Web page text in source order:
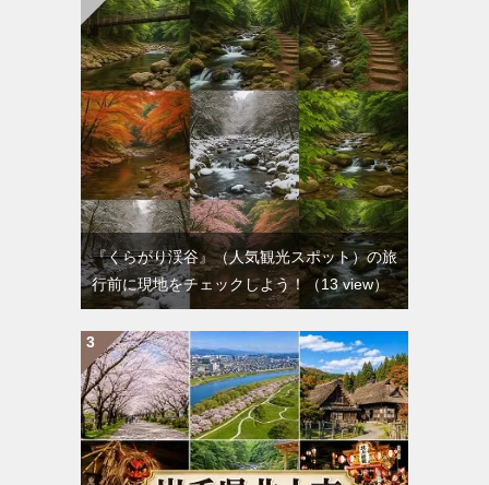
『くらがり渓谷』（人気観光スポット）の旅
行前に現地をチェックしよう！
（13 view）